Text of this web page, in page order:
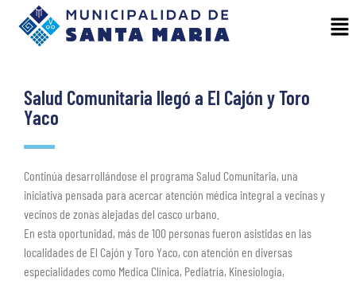
Salud Comunitaria llegó a El Cajón y Toro
Yaco
Continúa desarrollándose el programa Salud Comunitaria, una
iniciativa pensada para acercar atención médica integral a vecinas y
vecinos de zonas alejadas del casco urbano.
En esta oportunidad, más de 100 personas fueron asistidas en las
localidades de El Cajón y Toro Yaco, con atención en diversas
especialidades como Medica Clínica, Pediatría, Kinesiología,